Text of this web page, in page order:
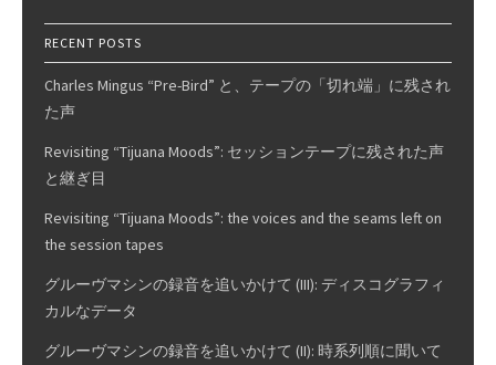
RECENT POSTS
Charles Mingus “Pre-Bird” と、テープの「切れ端」に残され
た声
Revisiting “Tijuana Moods”: セッションテープに残された声
と継ぎ目
Revisiting “Tijuana Moods”: the voices and the seams left on
the session tapes
グルーヴマシンの録音を追いかけて (III): ディスコグラフィ
カルなデータ
グルーヴマシンの録音を追いかけて (II): 時系列順に聞いて